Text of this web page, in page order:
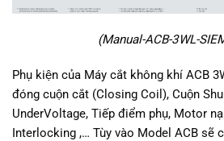
(Manual-ACB-3WL-
Phụ kiện của Máy cắt không khí ACB
đóng cuộn cắt (Closing Coil), Cuộn
UnderVoltage, Tiếp điểm phụ, Motor
Interlocking ,… Tùy vào Model ACB sẽ